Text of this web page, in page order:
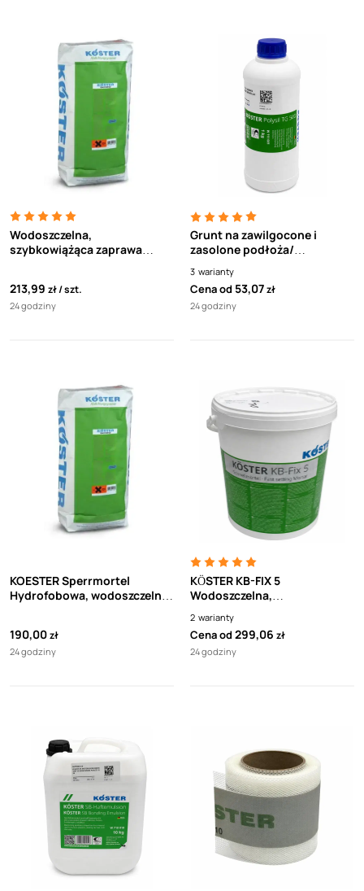
Wodoszczelna,
szybkowiążąca zaprawa
213,99 zł szt.
24 godziny
Grunt na zawilgocone i
zasolone podłoża/
uszczelniających KOESTER
Polysil TG 500
3 warianty
Cena od 53,07zł
24 godziny
KOESTER Sperrmortel
Hydrofobowa, wodoszczelna
uzupełniania ubytków w
betonie(25kg)
190,00zł
24 godziny
KÖSTER KB-FIX 5
Wodoszczelna,
wysokiej wytrzymałości na
ściskanie
2 warianty
Cena od299,06 zł
24 godziny